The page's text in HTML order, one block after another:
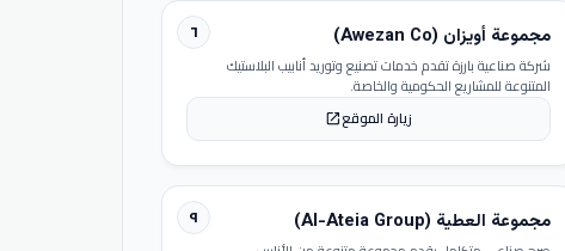
٦ مجموعة أويزان (Awezan Co)
شركة صناعية بارزة تقدم خدمات تصنيع وتوريد أنابيب البلاستيك
المتنوعة للمشاريع الحكومية والخاصة.
زيارة الموقعopen_in_new
٩ مجموعة العطية (Al-Ateia Group)